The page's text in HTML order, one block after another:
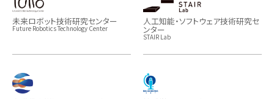
未来ロボット技術研究センター
Future Robotics Technology Center
人工知能・ソフトウェア技術研究セ
ンター
STAIR Lab